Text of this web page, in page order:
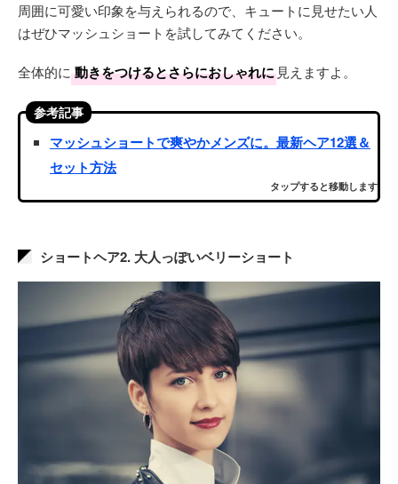
周囲に可愛い印象を与えられるので、キュートに見せたい人
はぜひマッシュショートを試してみてください。
全体的に 動きをつけるとさらにおしゃれに 見えますよ。
参考記事
マッシュショートで爽やかメンズに。最新ヘア12選＆
セット方法
タップすると移動します
ショートヘア2. 大人っぽいベリーショート